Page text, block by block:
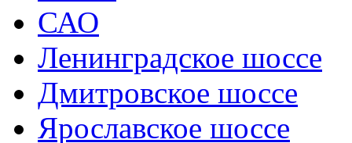
САО
Ленинградское шоссе
Дмитровское шоссе
Ярославское шоссе